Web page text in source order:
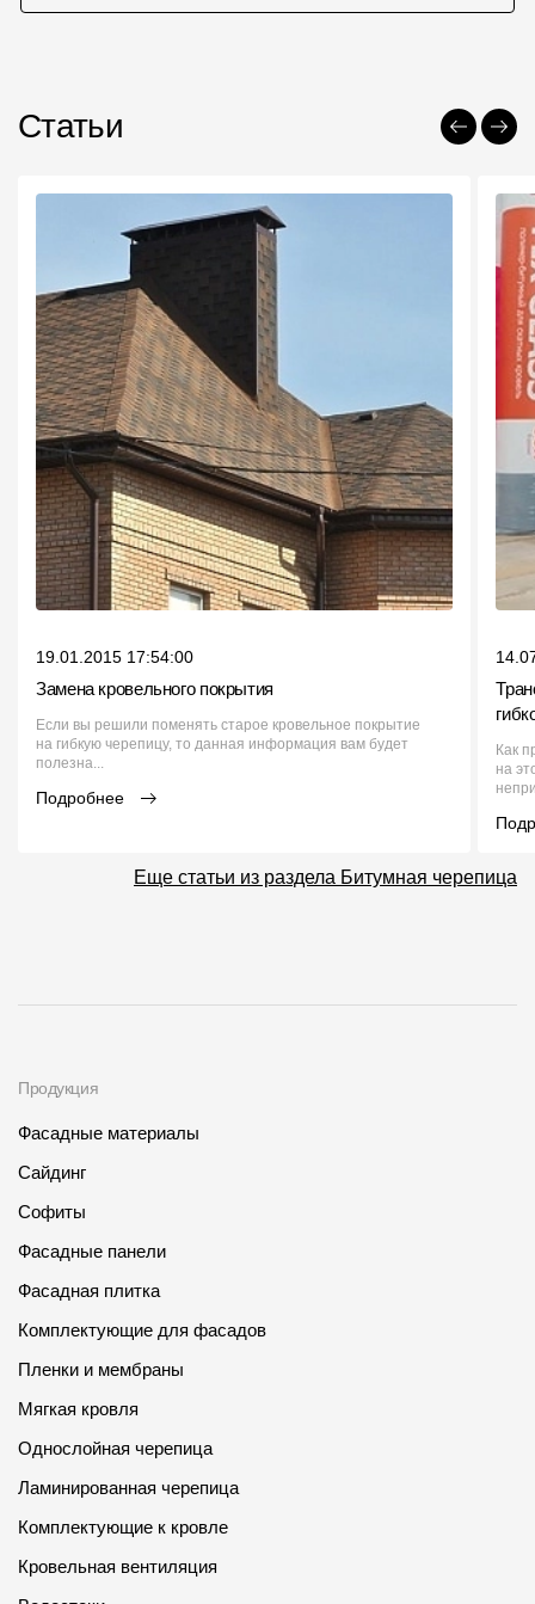
Статьи
19.01.2015 17:54:00
Замена кровельного покрытия
Если вы решили поменять старое кровельное покрытие
на гибкую черепицу, то данная информация вам будет
полезна...
Подробнее
Как
на
Еще статьи из раздела Битумная черепица
Продукция
Фасадные материалы
Сайдинг
Софиты
Фасадные панели
Фасадная плитка
Комплектующие для фасадов
Пленки и мембраны
Мягкая кровля
Однослойная черепица
Ламинированная черепица
Комплектующие к кровле
Кровельная вентиляция